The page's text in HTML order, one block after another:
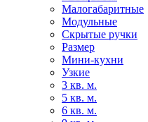
Малогабаритные
Модульные
Скрытые ручки
Размер
Мини-кухни
Узкие
3 кв. м.
5 кв. м.
6 кв. м.